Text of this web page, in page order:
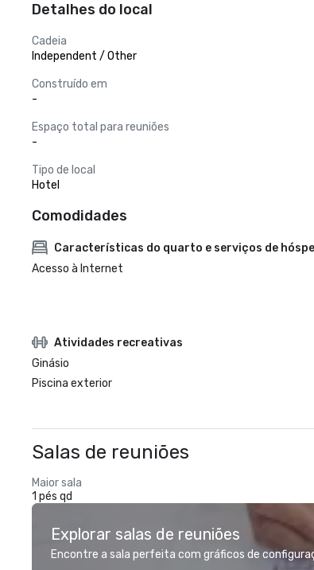
Detalhes do local
Cadeia
Independent / Other
Construído em
-
Espaço total para reuniões
-
Tipo de local
Hotel
Comodidades
Características do quarto e serviços de
Acesso à Internet
Atividades recreativas
Ginásio
Piscina exterior
Salas de reuniões
Maior sala
1 pés qd
Explorar salas de reuniões
Encontre a sala perfeita com gráficos de